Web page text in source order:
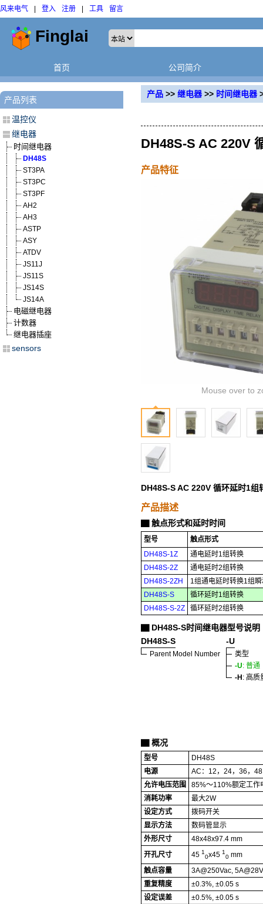
风来电气 登入 注册 工具 留言
首页 公司简介
产品 >> 继电器>> 时间继电器
DH48S-S AC 220V
产品特征
Mouse over to
DH48S-S AC 220V 循环延时1组
产品描述
触点形式和延时时间
型号
触点形式
DH48S-1Z
通电延时1组转换
DH48S-2Z
通电延时2组转换
DH48S-2ZH
1组通电延时转换1组
DH48S-S
循环延时1组转换
DH48S-S-2Z
循环延时2组转换
DH48S-S时间继电器型号说明
DH48S-S
Parent Model Number
-U
类型
-U: 普通
-H : 高质
概况
型号
DH48S
电源
AC：12，24，36，
允许电压范围
85%～110%额定工作
消耗功率
最大2W
设定方式
拨码开关
显示方法
数码管显示
外形尺寸
48x48x97.4 mm
开孔尺寸
45 1
0x45 1
0 mm
触点容量
3A@250Vac,
重复精度
±0.3%, ±0.05 s
设定误差
±0.5%, ±0.05 s
产品列表
温控仪
继电器
时间继电器
DH48S
ST3PA
ST3PC
ST3PF
AH2
AH3
ASTP
ASY
ATDV
JS11J
JS11S
JS14S
JS14A
电磁继电器
计数器
继电器插座
sensors